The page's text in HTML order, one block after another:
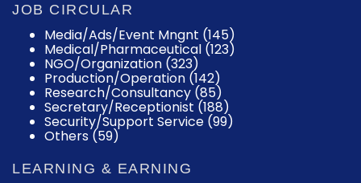
JOB CIRCULAR
Media/Ads/Event Mngnt (145)
Medical/Pharmaceutical (123)
NGO/Organization (323)
Production/Operation (142)
Research/Consultancy (85)
Secretary/Receptionist (188)
Security/Support Service (99)
Others (59)
LEARNING & EARNING